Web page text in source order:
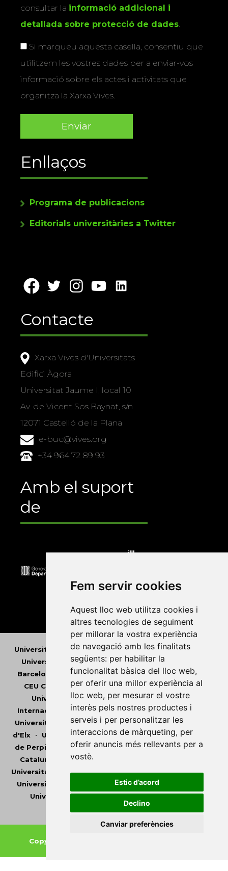
Fem servir cookies
Aquest lloc web utilitza cookies i
altres tecnologies de seguiment
per millorar la vostra experiència
de navegació amb les finalitats
següents: per habilitar la
funcionalitat bàsica del lloc web,
per oferir una millor experiència al
lloc web, per mesurar el vostre
interès pels nostres productes i
serveis i per personalitzar les
interaccions de màrqueting, per
oferir anuncis més rellevants per a
vostè.
Estic d’acord
Declino
Canviar preferències
consultar la informació addicional i
detallada sobre protecció de dades.
Si marqueu aquesta casella, consentiu que
utilitzem les vostres dades per a enviar-vos
informació sobre els actes i activitats que
organitza la Xarxa Vives.
Enllaços
Programa de publicacions
Editorials universitàries a Twitter
Contacte
Xarxa Vives d'Universitats
Edifici Àgora
Universitat Jaume I, local 10
Av. de Vicent Sos Baynat, s/n
12071 Castelló de la Plana
e-buc@vives.org
+34 964 72 89 93
Amb el suport
de
Universitat Abat Oliba CEU•Universitat d'Alacant
Universitat d'Andorra•Universitat Autònoma de
Barcelona
Universitat de Barcelona•Universitat
CEU Cardenal Herrera•Universitat de Girona •
Universitat de les Illes Balears• Universitat
Internacional de Catalunya•Universitat Jaume I
Universitat de Lleida• Universitat Miguel Hernández
d'Elx• Universitat Oberta de Catalunya•Universitat
de Perpinyà Via Domitia•Universitat Politècnica de
Catalunya
Universitat Politècnica de València
Universitat Pompeu Fabra•Universitat Ramon Llull
Universitat Rovira i Virgili
•Universitat de Sàsser
Universitat de València•Universitat de Vic -
Universitat Central de Catalunya
Copyright © 2026